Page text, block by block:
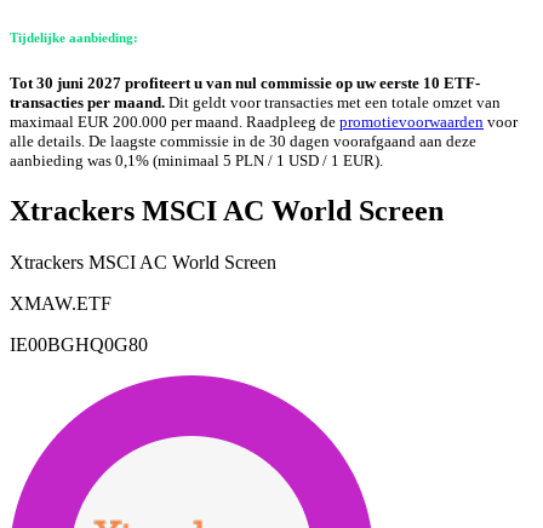
Tijdelijke aanbieding:
Tot 30 juni 2027 profiteert u van nul commissie op uw eerste 10 ETF-
transacties per maand. Dit geldt voor transacties met een totale omzet van
maximaal EUR 200.000 per maand. Raadpleeg de promotievoorwaarden voor
alle details. De laagste commissie in de 30 dagen voorafgaand aan deze
aanbieding was 0,1% (minimaal 5 PLN / 1 USD / 1 EUR).
Xtrackers MSCI AC World Screen
Xtrackers MSCI AC World Screen
XMAW.ETF
IE00BGHQ0G80